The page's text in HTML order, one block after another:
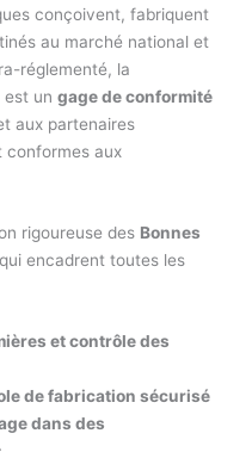
conçoivent, fabriquent
au marché national et
réglementé, la
est ungage de conformité
aux partenaires
conformes aux
rigoureuse des Bonnes
encadrent toutes les
et contrôle des
de fabrication sécurisé
dans des